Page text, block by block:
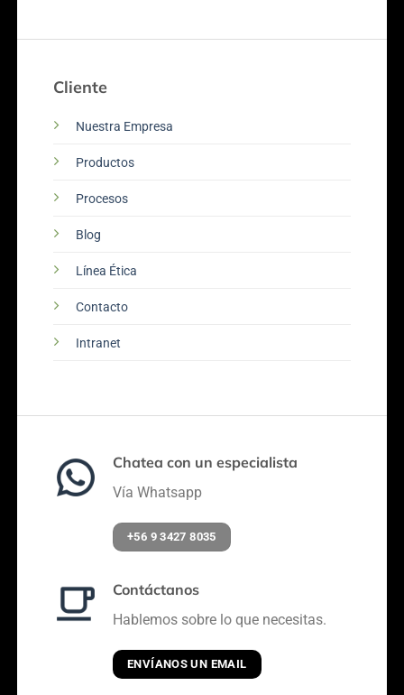
Cliente
Nuestra Empresa
Productos
Procesos
Blog
Línea Ética
Contacto
Intranet
Chatea con un especialista
Vía Whatsapp
+56 9 3427 8035
Contáctanos
Hablemos sobre lo que necesitas.
ENVÍANOS UN EMAIL